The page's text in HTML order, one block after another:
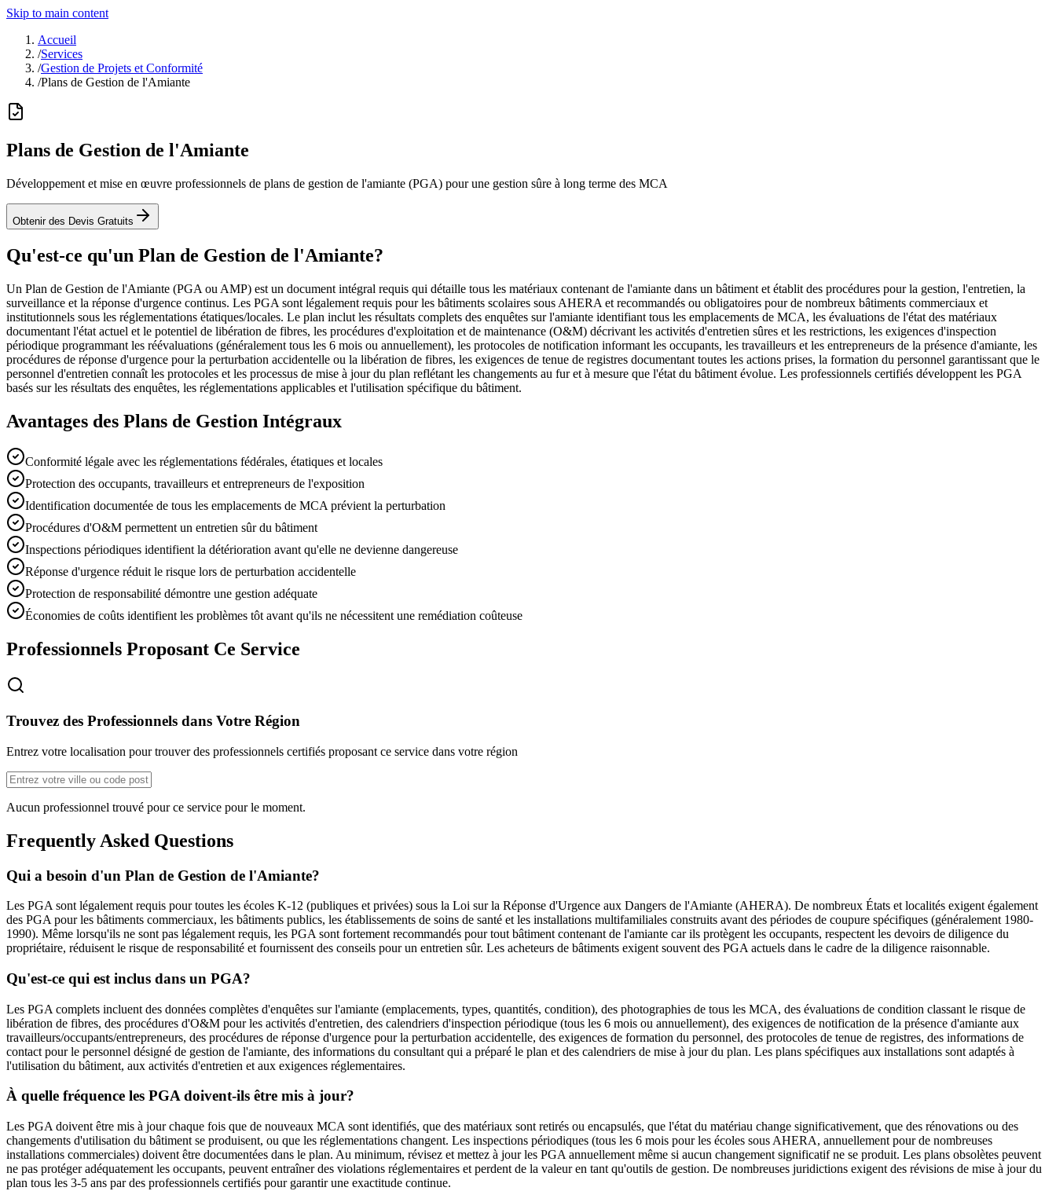
Skip to main content
Accueil
/Services
/Gestion de Projets et Conformité
/Plans de Gestion de l'Amiante
Plans de Gestion de l'Amiante
Développement et mise en œuvre professionnels de plans de gestion de l'amiante (PGA) pour une gestion sûre à long terme des MCA
Obtenir des Devis Gratuits
Qu'est-ce qu'un Plan de Gestion de l'Amiante?
Un Plan de Gestion de l'Amiante (PGA ou AMP) est un document intégral requis qui détaille tous les matériaux contenant de l'amiante dans un bâtiment et établit des procédures pour la gestion, l'entretien, la
surveillance et la réponse d'urgence continus. Les PGA sont légalement requis pour les bâtiments scolaires sous AHERA et recommandés ou obligatoires pour de nombreux bâtiments commerciaux et
institutionnels sous les réglementations étatiques/locales. Le plan inclut les résultats complets des enquêtes sur l'amiante identifiant tous les emplacements de MCA, les évaluations de l'état des matériaux
documentant l'état actuel et le potentiel de libération de fibres, les procédures d'exploitation et de maintenance (O&M) décrivant les activités d'entretien sûres et les restrictions, les exigences d'inspection
périodique programmant les réévaluations (généralement tous les 6 mois ou annuellement), les protocoles de notification informant les occupants, les travailleurs et les entrepreneurs de la présence d'amiante, les
procédures de réponse d'urgence pour la perturbation accidentelle ou la libération de fibres, les exigences de tenue de registres documentant toutes les actions prises, la formation du personnel garantissant que le
personnel d'entretien connaît les protocoles et les processus de mise à jour du plan reflétant les changements au fur et à mesure que l'état du bâtiment évolue. Les professionnels certifiés développent les PGA
basés sur les résultats des enquêtes, les réglementations applicables et l'utilisation spécifique du bâtiment.
Avantages des Plans de Gestion Intégraux
Conformité légale avec les réglementations fédérales, étatiques et locales
Protection des occupants, travailleurs et entrepreneurs de l'exposition
Identification documentée de tous les emplacements de MCA prévient la perturbation
Procédures d'O&M permettent un entretien sûr du bâtiment
Inspections périodiques identifient la détérioration avant qu'elle ne devienne dangereuse
Réponse d'urgence réduit le risque lors de perturbation accidentelle
Protection de responsabilité démontre une gestion adéquate
Économies de coûts identifient les problèmes tôt avant qu'ils ne nécessitent une remédiation coûteuse
Professionnels Proposant Ce Service
Trouvez des Professionnels dans Votre Région
Entrez votre localisation pour trouver des professionnels certifiés proposant ce service dans votre région
Aucun professionnel trouvé pour ce service pour le moment.
Frequently Asked Questions
Qui a besoin d'un Plan de Gestion de l'Amiante?
Les PGA sont légalement requis pour toutes les écoles K-12 (publiques et privées) sous la Loi sur la Réponse d'Urgence aux Dangers de l'Amiante (AHERA). De nombreux États et localités exigent également
des PGA pour les bâtiments commerciaux, les bâtiments publics, les établissements de soins de santé et les installations multifamiliales construits avant des périodes de coupure spécifiques (généralement 1980-
1990). Même lorsqu'ils ne sont pas légalement requis, les PGA sont fortement recommandés pour tout bâtiment contenant de l'amiante car ils protègent les occupants, respectent les devoirs de diligence du
propriétaire, réduisent le risque de responsabilité et fournissent des conseils pour un entretien sûr. Les acheteurs de bâtiments exigent souvent des PGA actuels dans le cadre de la diligence raisonnable.
Qu'est-ce qui est inclus dans un PGA?
Les PGA complets incluent des données complètes d'enquêtes sur l'amiante (emplacements, types, quantités, condition), des photographies de tous les MCA, des évaluations de condition classant le risque de
libération de fibres, des procédures d'O&M pour les activités d'entretien, des calendriers d'inspection périodique (tous les 6 mois ou annuellement), des exigences de notification de la présence d'amiante aux
travailleurs/occupants/entrepreneurs, des procédures de réponse d'urgence pour la perturbation accidentelle, des exigences de formation du personnel, des protocoles de tenue de registres, des informations de
contact pour le personnel désigné de gestion de l'amiante, des informations du consultant qui a préparé le plan et des calendriers de mise à jour du plan. Les plans spécifiques aux installations sont adaptés à
l'utilisation du bâtiment, aux activités d'entretien et aux exigences réglementaires.
À quelle fréquence les PGA doivent-ils être mis à jour?
Les PGA doivent être mis à jour chaque fois que de nouveaux MCA sont identifiés, que des matériaux sont retirés ou encapsulés, que l'état du matériau change significativement, que des rénovations ou des
changements d'utilisation du bâtiment se produisent, ou que les réglementations changent. Les inspections périodiques (tous les 6 mois pour les écoles sous AHERA, annuellement pour de nombreuses
installations commerciales) doivent être documentées dans le plan. Au minimum, révisez et mettez à jour les PGA annuellement même si aucun changement significatif ne se produit. Les plans obsolètes peuvent
ne pas protéger adéquatement les occupants, peuvent entraîner des violations réglementaires et perdent de la valeur en tant qu'outils de gestion. De nombreuses juridictions exigent des révisions de mise à jour du
plan tous les 3-5 ans par des professionnels certifiés pour garantir une exactitude continue.